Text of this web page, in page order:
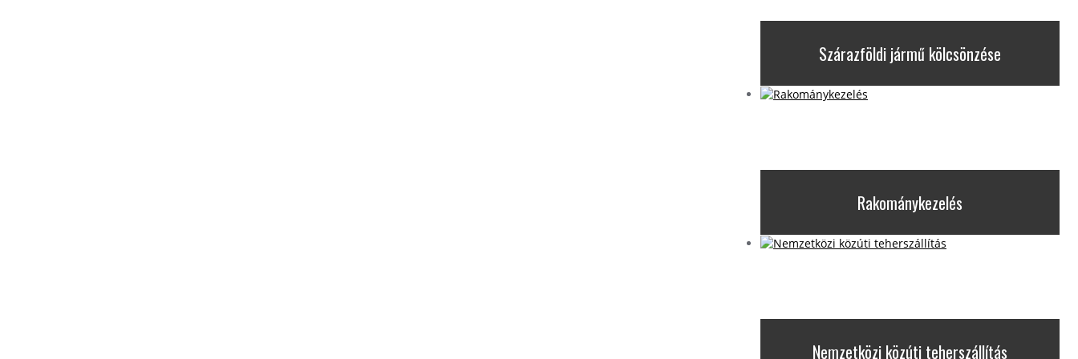
Szárazföldi jármű kölcsönzése
Rakománykezelés
Nemzetközi közúti teherszállítás